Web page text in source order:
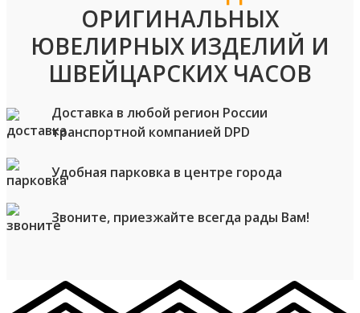
ОРИГИНАЛЬНЫХ
ЮВЕЛИРНЫХ ИЗДЕЛИЙ И
ШВЕЙЦАРСКИХ ЧАСОВ
Доставка в любой регион России
транспортной компанией DPD
Удобная парковка в центре города
Звоните, приезжайте всегда рады Вам!